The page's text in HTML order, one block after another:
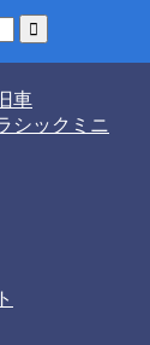
車
シックミニ